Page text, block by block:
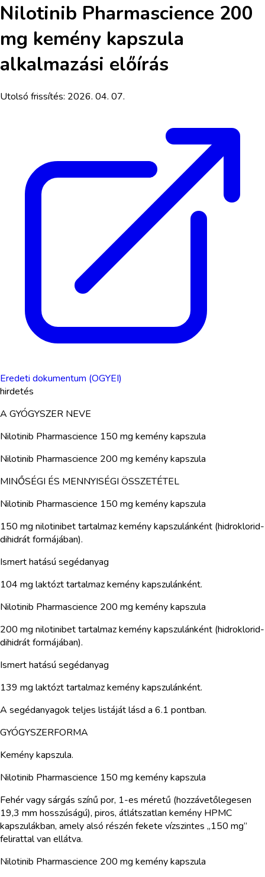
Nilotinib Pharmascience 200
mg kemény kapszula
alkalmazási előírás
Utolsó frissítés: 2026. 04. 07.
Eredeti dokumentum (OGYEI)
hirdetés
A GYÓGYSZER NEVE
Nilotinib Pharmascience 150 mg kemény kapszula
Nilotinib Pharmascience 200 mg kemény kapszula
MINŐSÉGI ÉS MENNYISÉGI ÖSSZETÉTEL
Nilotinib Pharmascience 150 mg kemény kapszula
150 mg nilotinibet tartalmaz kemény kapszulánként (hidroklorid-
dihidrát formájában).
Ismert hatású segédanyag
104 mg laktózt tartalmaz kemény kapszulánként.
Nilotinib Pharmascience 200 mg kemény kapszula
200 mg nilotinibet tartalmaz kemény kapszulánként (hidroklorid-
dihidrát formájában).
Ismert hatású segédanyag
139 mg laktózt tartalmaz kemény kapszulánként.
A segédanyagok teljes listáját lásd a 6.1 pontban.
GYÓGYSZERFORMA
Kemény kapszula.
Nilotinib Pharmascience 150 mg kemény kapszula
Fehér vagy sárgás színű por, 1-es méretű (hozzávetőlegesen
19,3 mm hosszúságú), piros, átlátszatlan kemény HPMC
kapszulákban, amely alsó részén fekete vízszintes „150 mg”
felirattal van ellátva.
Nilotinib Pharmascience 200 mg kemény kapszula